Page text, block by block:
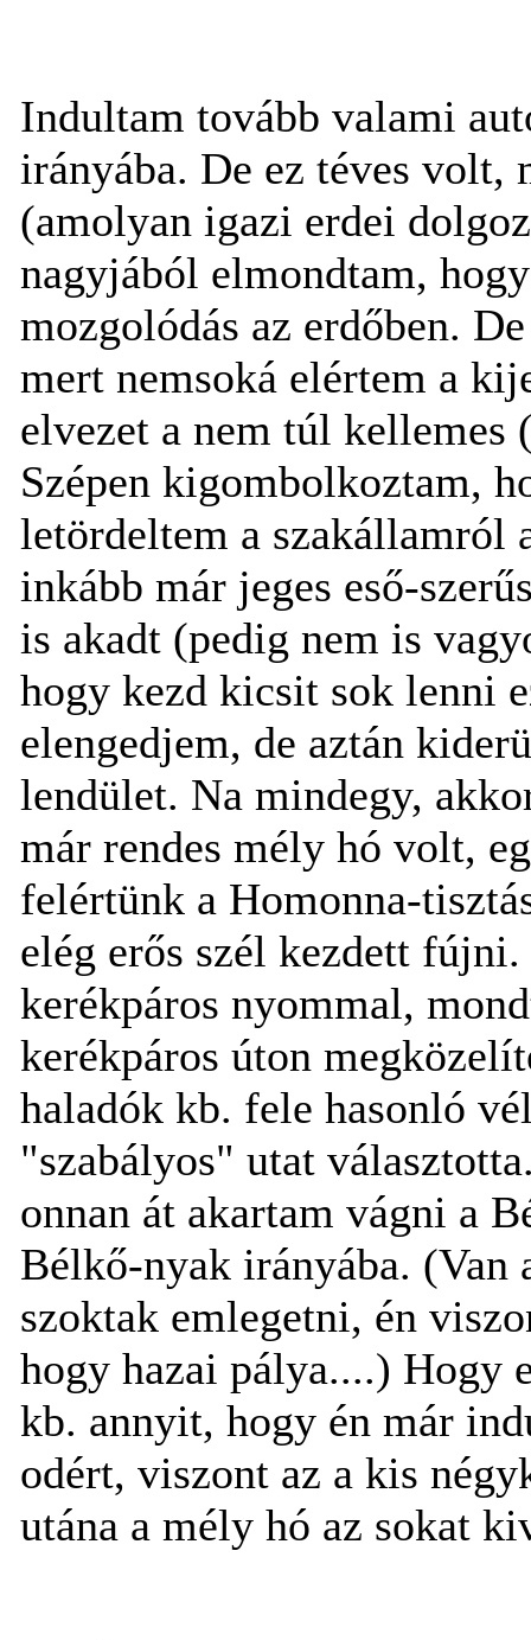
Indultam tovább valami
irányába. De ez téves
(amolyan igazi erdei
nagyjából elmondtam,
mozgolódás az erdőben.
mert nemsoká elértem a
elvezet a nem túl
Szépen kigombolkoztam,
letördeltem a szakállamról
inkább már jeges eső-
is akadt (pedig nem is
hogy kezd kicsit sok lenni
elengedjem, de aztán
lendület. Na mindegy,
már rendes mély hó volt,
felértünk a Homonna-
elég erős szél kezdett
kerékpáros nyommal,
kerékpáros úton
haladók kb. fele hasonló
"szabályos" utat
onnan át akartam vágni a
Bélkő-nyak irányába.
szoktak emlegetni, én
hogy hazai pálya....) Hogy
kb. annyit, hogy én már
odért, viszont az a kis
utána a mély hó az sokat